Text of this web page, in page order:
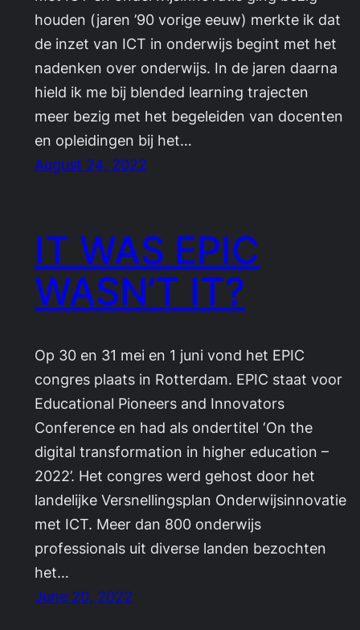
houden (jaren ’90 vorige eeuw) merkte ik dat
de inzet van ICT in onderwijs begint met het
nadenken over onderwijs. In de jaren daarna
hield ik me bij blended learning trajecten
meer bezig met het begeleiden van docenten
en opleidingen bij het…
August 24, 2022
IT WAS EPIC
WASN’T IT?
Op 30 en 31 mei en 1 juni vond het EPIC
congres plaats in Rotterdam. EPIC staat voor
Educational Pioneers and Innovators
Conference en had als ondertitel ‘On the
digital transformation in higher education –
2022’. Het congres werd gehost door het
landelijke Versnellingsplan Onderwijsinnovatie
met ICT. Meer dan 800 onderwijs
professionals uit diverse landen bezochten
het…
June 20, 2022